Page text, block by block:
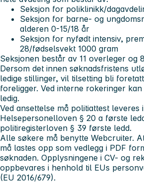
Seksjon for poliklinikk/
Seksjon for barne- og
alderen 0-15/18 år
Seksjon for nyfødt intensiv,
28/fødselsvekt 1000 gram
Seksjonen består av 11 overleger og
Dersom det innen søknadsfristens
ledige stillinger, vil tilsetting bli
foreligger. Ved interne rokeringer
ledig.
Ved ansettelse må politiattest leveres
Helsepersonelloven § 20 a første
politiregisterloven § 39 første ledd.
Alle søkere må benytte Webcruiter.
må lastes opp som vedlegg i PDF
søknaden. Opplysningene i CV- og
oppbevares i henhold til EUs
(EU 2016/679).